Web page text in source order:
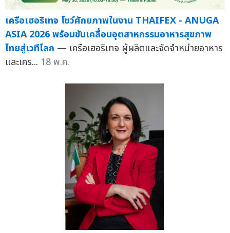
เครือเฮอริเทจ โชว์ศักยภาพในงาน THAIFEX - ANUGA
ASIA 2026 พร้อมขับเคลื่อนอุตสาหกรรมอาหารสุขภาพ
ไทยสู่เวทีโลก — เครือเฮอริเทจ ผู้ผลิตและจัดจำหน่ายอาหาร
และเคร... 18 พ.ค.